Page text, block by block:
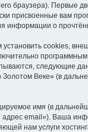
браузера). Первые
присвоенные вам
информации о
cookies,
следующие
Веке» (в
имя (в
email»). Ваша
нам услуги